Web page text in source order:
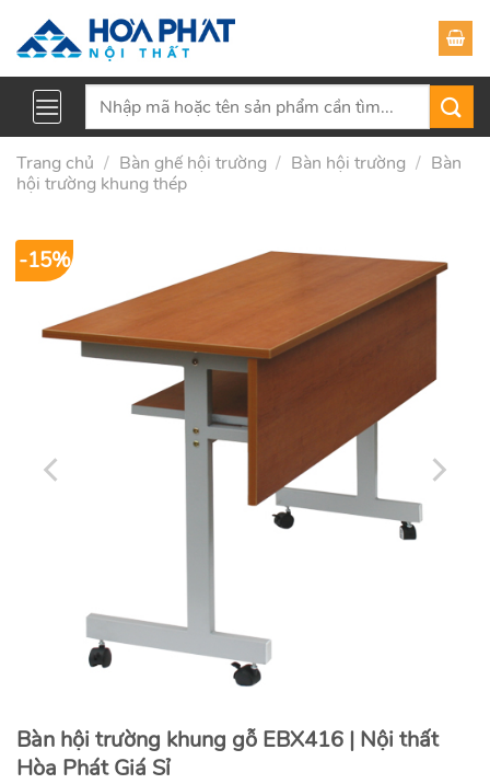
Tìm
Trang chủ / Bàn ghế hội trường / Bàn hội trường / Bàn
hội trường khung thép
-15%
Bàn hội trường khung gỗ EBX416 | Nội thất
Hòa Phát Giá Sỉ